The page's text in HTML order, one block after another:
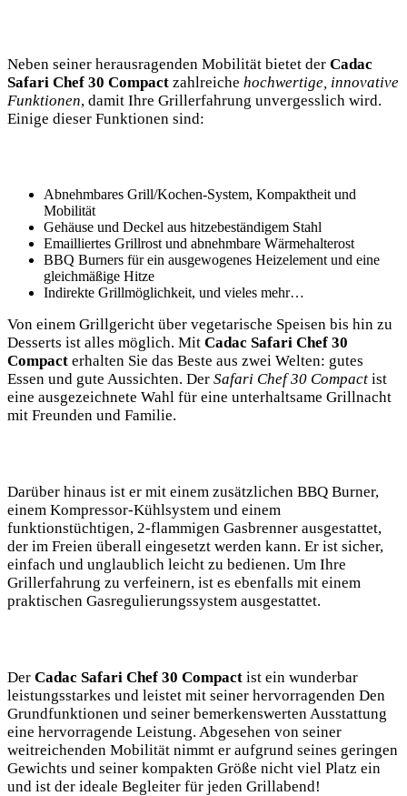
Neben seiner herausragenden Mobilität bietet ‌der Cadac
Safari Chef 30 Compact zahlreiche hochwertige, innovative
Funktionen, damit Ihre Grillerfahrung unvergesslich wird.
Einige dieser Funktionen sind:
Abnehmbares Grill/Kochen-System, Kompaktheit ‌und
Mobilität
Gehäuse und⁤ Deckel ​aus hitzebeständigem Stahl
Emailliertes Grillrost und abnehmbare Wärmehalterost
BBQ Burners für ein ausgewogenes Heizelement und eine
gleichmäßige Hitze
Indirekte Grillmöglichkeit, und vieles mehr…
Von‌ einem Grillgericht über ⁤vegetarische Speisen bis hin ​zu
Desserts⁤ ist alles möglich. Mit Cadac Safari Chef 30
Compact erhalten Sie das Beste aus zwei Welten: gutes
Essen und gute⁣ Aussichten. Der Safari Chef 30 Compact ist
eine ausgezeichnete Wahl für eine⁢ unterhaltsame Grillnacht
mit Freunden und Familie.
Darüber hinaus ist er ‍mit einem zusätzlichen BBQ Burner,
einem‌ Kompressor-Kühlsystem und einem
funktionstüchtigen, 2-flammigen ​Gasbrenner ausgestattet,
der ⁤im Freien überall eingesetzt werden kann. Er ist sicher,
einfach und unglaublich leicht zu bedienen.‌ Um Ihre
Grillerfahrung zu verfeinern, ist es ebenfalls ​mit einem
praktischen Gasregulierungssystem ausgestattet.
Der Cadac Safari Chef 30 Compact ist ein⁢ wunderbar
leistungsstarkes und leistet mit seiner hervorragenden Den
Grundfunktionen ​und seiner⁤ bemerkenswerten ⁣Ausstattung
eine hervorragende⁢ Leistung. Abgesehen von seiner
weitreichenden Mobilität nimmt er aufgrund seines geringen
Gewichts und seiner kompakten Größe nicht viel Platz⁢ ein
und ist der ideale Begleiter für jeden Grillabend!